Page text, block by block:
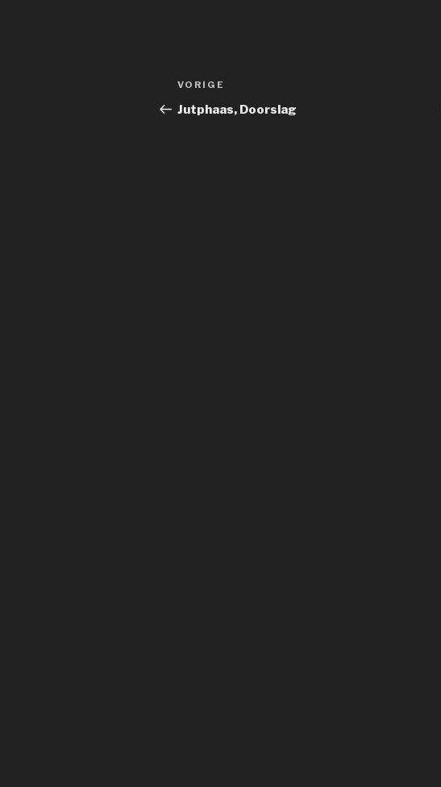
Bericht
navigatie
Vorig
bericht
VORIGE
Jutphaas, Doorslag